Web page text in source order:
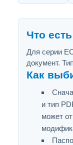
Что
Для серии
документ.
Как
и тип
может